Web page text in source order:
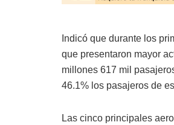
Indicó que durante los
que presentaron mayor
millones 617 mil
46.1% los pasajeros de
Las cinco principales